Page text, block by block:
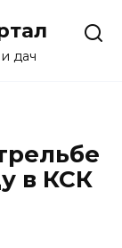
дач
в КСК